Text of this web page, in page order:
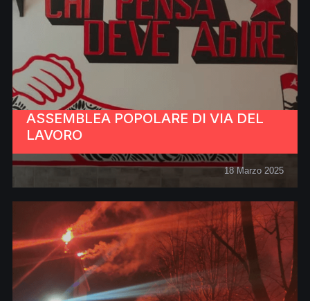
ASSEMBLEA POPOLARE DI VIA DEL
LAVORO
18 Marzo 2025